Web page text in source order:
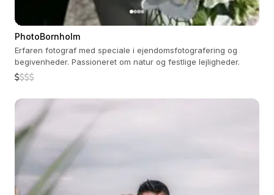
PhotoBornholm
Erfaren fotograf med speciale i ejendomsfotografering og
begivenheder. Passioneret om natur og festlige lejligheder.